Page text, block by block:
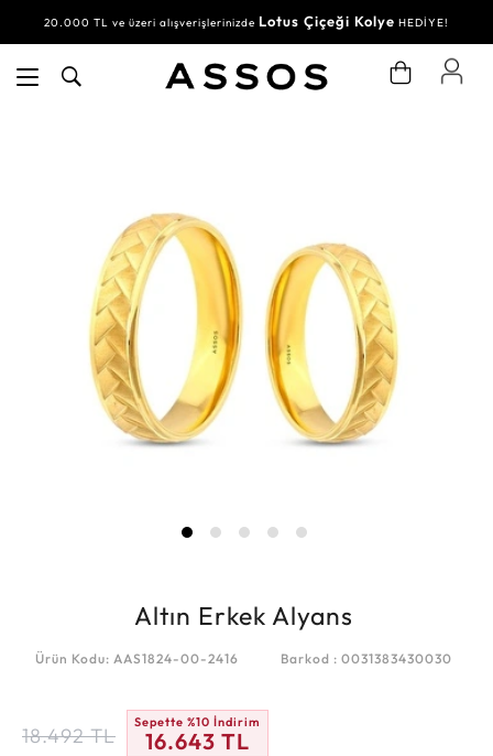
20.000 TL ve üzeri alışverişlerinizde Lotus Çiçeği Kolye HEDİYE!
Altın Erkek Alyans
Ürün Kodu: AAS1824-00-2416 Barkod : 0031383430030
18.492 TL
Sepette %10 İndirim
16.643 TL